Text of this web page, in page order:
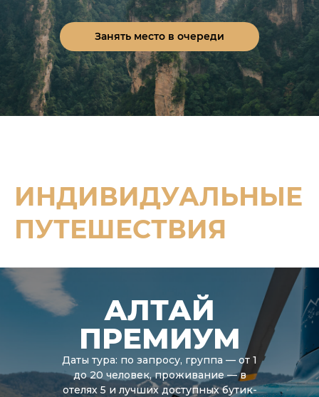
278 000 ₽
Занять место в очереди
ИНДИВИДУАЛЬНЫЕ
ПУТЕШЕСТВИЯ
АЛТАЙ
ПРЕМИУМ
Даты тура: по запросу, группа — от 1
до 20 человек, проживание — в
отелях 5 и лучших доступных бутик-